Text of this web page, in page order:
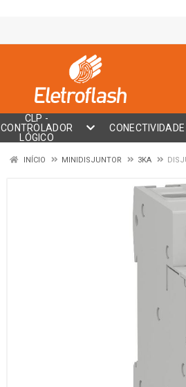
CLP -
CONTROLADOR
LÓGICO
CONECTIVIDADE
INÍCIO MINIDISJUNTOR 3KA